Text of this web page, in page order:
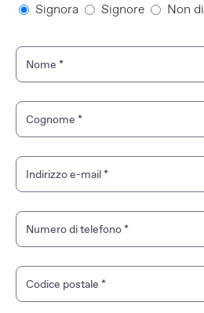
Signora Signore Non
Nome *
Cognome *
Indirizzo e-mail*
Numero di telefono*
Codice postale *